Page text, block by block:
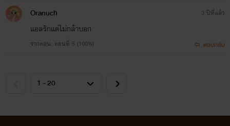
Oranuch
แอลรักแต่ไม่กล้าบอก
จากตอน: ตอนที่ 5 (100%)
3 ปีที่แล้ว
ตอบกลับ